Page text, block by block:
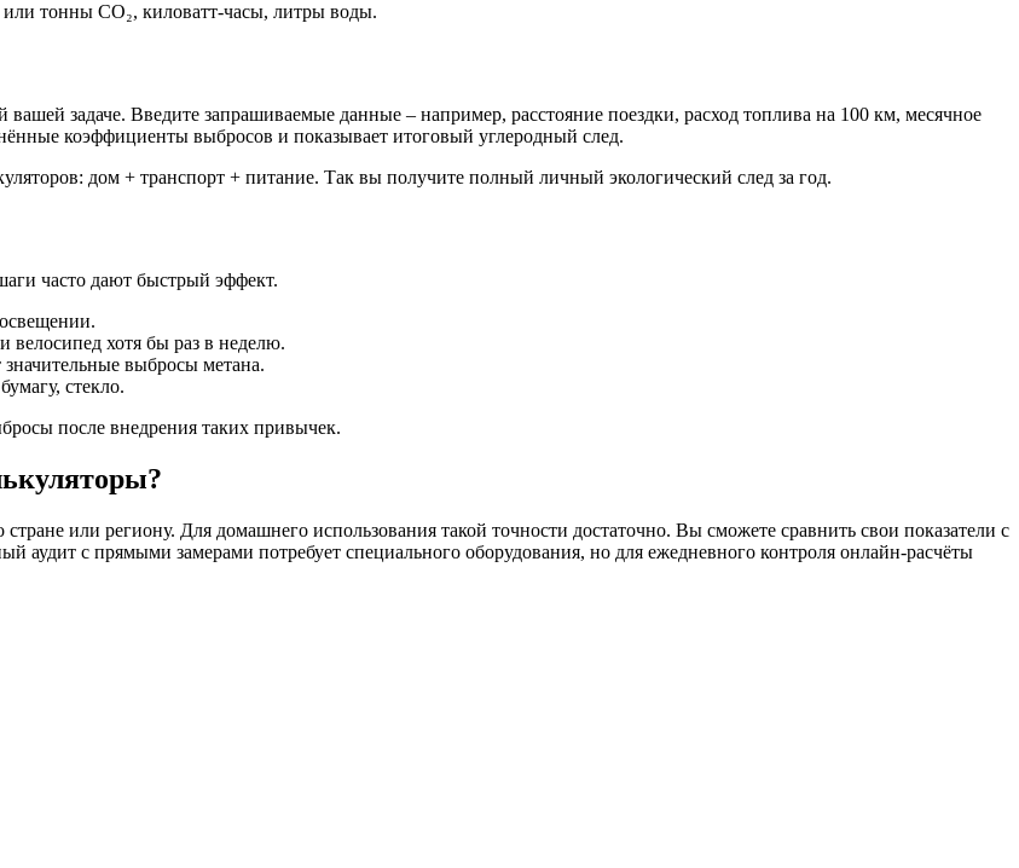
тонны CO₂, киловатт-часы, литры воды.
задаче. Введите запрашиваемые данные – например, расстояние поездки, расход топлива на 100 км, месячное
коэффициенты выбросов и показывает итоговый углеродный след.
дом + транспорт + питание. Так вы получите полный личный экологический след за год.
часто дают быстрый эффект.
велосипед хотя бы раз в неделю.
значительные выбросы метана.
стекло.
после внедрения таких привычек.
или региону. Для домашнего использования такой точности достаточно. Вы сможете сравнить свои показатели с
с прямыми замерами потребует специального оборудования, но для ежедневного контроля онлайн-расчёты